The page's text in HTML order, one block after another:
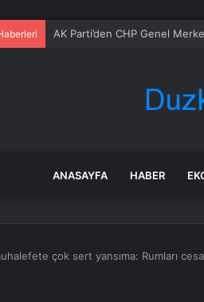
AK Parti’den CHP Genel
ANASAYFA HABER
çok sert yansıma: Rumları